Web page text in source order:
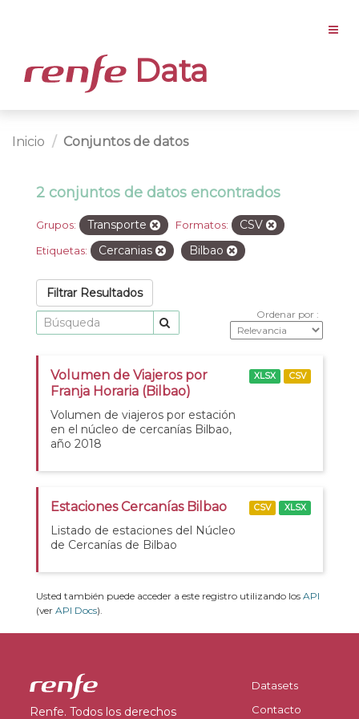
Data
Inicio Conjuntos de datos
2 conjuntos de datos encontrados
Grupos: Transporte Formatos: CSV
Etiquetas: Cercanias Bilbao
Filtrar Resultados
Ordenar por
Volumen de Viajeros por
Franja Horaria (Bilbao)
Volumen de viajeros por estación
en el núcleo de cercanías Bilbao,
año 2018
XLSX CSV
Estaciones Cercanías Bilbao
Listado de estaciones del Núcleo
de Cercanías de Bilbao
CSV XLSX
Usted también puede acceder a este registro utilizando los API
(ver API Docs).
Renfe. Todos los derechos
Datasets
Contacto